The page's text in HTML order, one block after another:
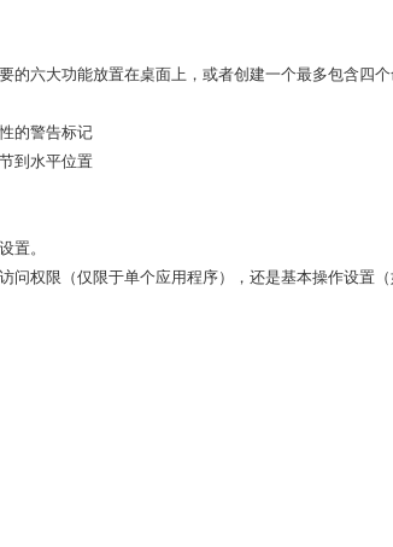
的六大功能放置在桌面上，或者创建一个最多包含四
的警告标记
到水平位置
置。
权限（仅限于单个应用程序），还是基本操作设置（